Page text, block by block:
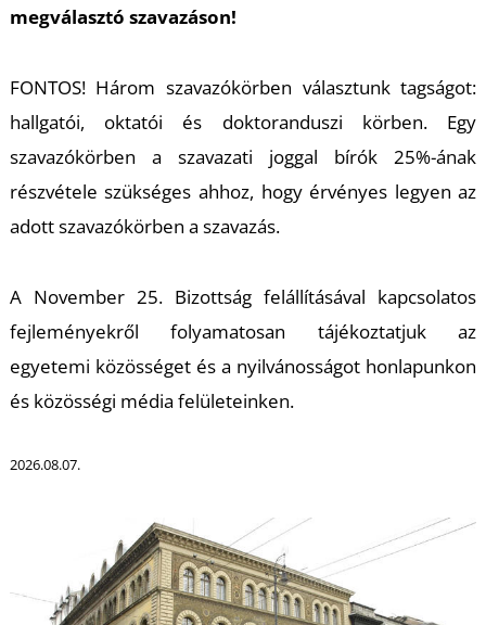
megválasztó szavazáson!
FONTOS! Három szavazókörben választunk tagságot:
hallgatói, oktatói és doktoranduszi körben. Egy
szavazókörben a szavazati joggal bírók 25%-ának
részvétele szükséges ahhoz, hogy érvényes legyen az
adott szavazókörben a szavazás.
A November 25. Bizottság felállításával kapcsolatos
fejleményekről folyamatosan tájékoztatjuk az
egyetemi közösséget és a nyilvánosságot honlapunkon
és közösségi média felületeinken.
2026.08.07.